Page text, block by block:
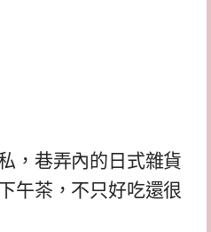
，巷弄內的日式雜貨
午茶，不只好吃還很